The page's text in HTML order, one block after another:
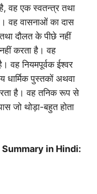
है, वह एक स्वतन्त्र तथा
वह वासनाओं का दास
तथा दौलत के पीछे नहीं
करता है। वह
वह नियमपूर्वक ईश्वर
धार्मिक पुस्तकों अथवा
है। वह तनिक रूप से
जो थोड़ा-बहुत होता
in Hindi: